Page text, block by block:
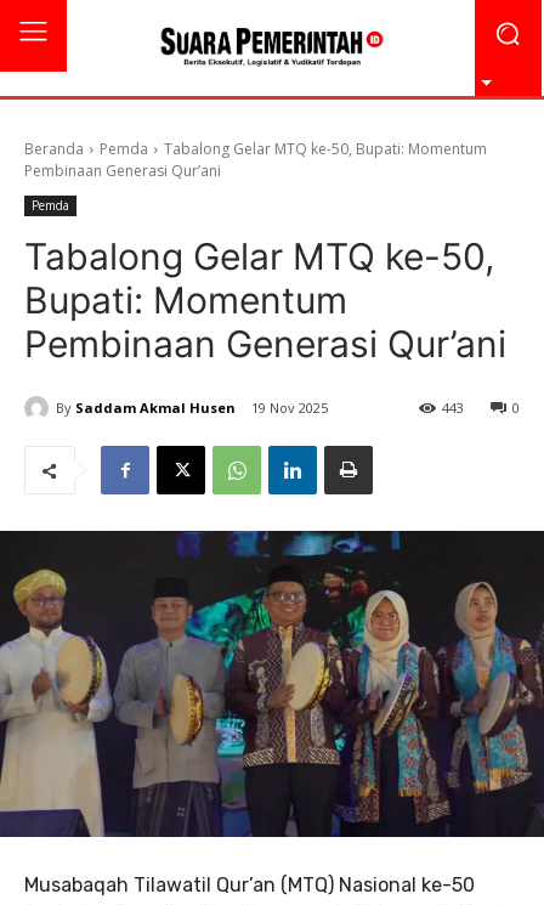
Beranda Pemda
Tabalong Gelar MTQ ke-50, Bupati: Momentum
Pembinaan Generasi Qur’ani
Pemda
Tabalong Gelar MTQ ke-50,
Bupati: Momentum
Pembinaan Generasi Qur’ani
By Saddam Akmal Husen 19 Nov 2025 0
443
Musabaqah Tilawatil Qur’an (MTQ) Nasional ke-50